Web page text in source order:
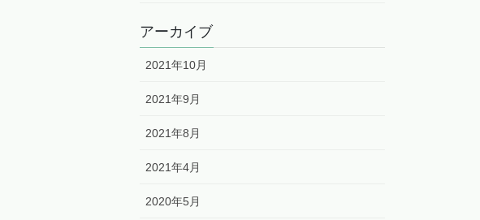
アーカイブ
2021年10月
2021年9月
2021年8月
2021年4月
2020年5月